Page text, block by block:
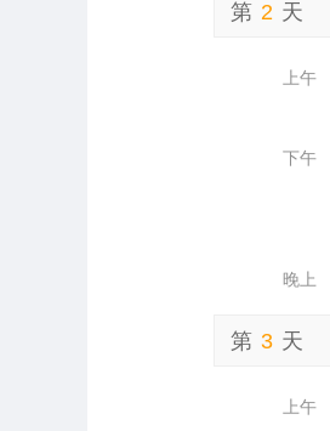
第 2 天
上午
下午
晚上
第 3 天
上午